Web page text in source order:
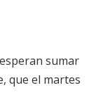
sumar
que el martes